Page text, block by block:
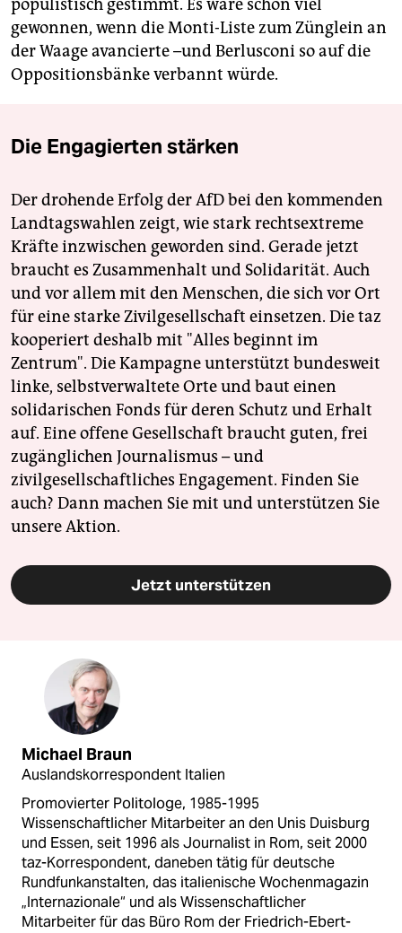
populistisch gestimmt. Es wäre schon viel
gewonnen, wenn die Monti-Liste zum Zünglein an
der Waage avancierte –und Berlusconi so auf die
Oppositionsbänke verbannt würde.
Die Engagierten stärken
Der drohende Erfolg der AfD bei den kommenden
Landtagswahlen zeigt, wie stark rechtsextreme
Kräfte inzwischen geworden sind. Gerade jetzt
braucht es Zusammenhalt und Solidarität. Auch
und vor allem mit den Menschen, die sich vor Ort
für eine starke Zivilgesellschaft einsetzen. Die taz
kooperiert deshalb mit "Alles beginnt im
Zentrum". Die Kampagne unterstützt bundesweit
linke, selbstverwaltete Orte und baut einen
solidarischen Fonds für deren Schutz und Erhalt
auf. Eine offene Gesellschaft braucht guten, frei
zugänglichen Journalismus – und
zivilgesellschaftliches Engagement. Finden Sie
auch? Dann machen Sie mit und unterstützen Sie
unsere Aktion.
Jetzt unterstützen
Michael Braun
Auslandskorrespondent Italien
Promovierter Politologe, 1985-1995
Wissenschaftlicher Mitarbeiter an den Unis Duisburg
und Essen, seit 1996 als Journalist in Rom, seit 2000
taz-Korrespondent, daneben tätig für deutsche
Rundfunkanstalten, das italienische Wochenmagazin
„Internazionale“ und als Wissenschaftlicher
Mitarbeiter für das Büro Rom der Friedrich-Ebert-